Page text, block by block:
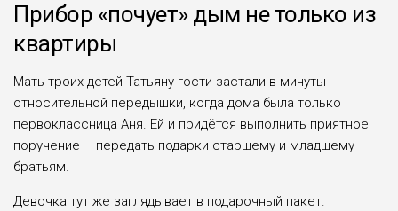
Прибор «почует» дым не только из
квартиры
Мать троих детей Татьяну гости застали в минуты
относительной передышки, когда дома была только
первоклассница Аня. Ей и придётся выполнить приятное
поручение – передать подарки старшему и младшему
братьям.
Девочка тут же заглядывает в подарочный пакет.